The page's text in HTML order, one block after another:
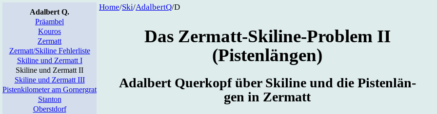
Home/Ski/Adal­bertQ/D
Das Zer­matt-Ski­line-Pro­blem II
(Pistenlängen)
Adal­bert Quer­kopf über Ski­line und die Pis­ten­län­
gen in Zer­matt
Adalbert Q.
Präambel
Kouros
Zermatt
Zermatt/Skiline Fehlerliste
Skiline und Zermatt I
Skiline und Zermatt II
Skiline und Zermatt III
Pistenkilometer am Gornergrat
Stanton
Oberstdorf